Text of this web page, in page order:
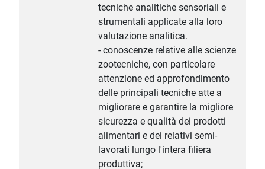
tecniche analitiche sensoriali e
strumentali applicate alla loro
valutazione analitica.
- conoscenze relative alle scienze
zootecniche, con particolare
attenzione ed approfondimento
delle principali tecniche atte a
migliorare e garantire la migliore
sicurezza e qualità dei prodotti
alimentari e dei relativi semi-
lavorati lungo l'intera filiera
produttiva;